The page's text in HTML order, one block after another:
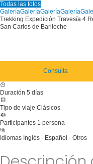
Todas las fotos
GaleríaGaleríaGaleríaGalería
Trekking Expedición Travesía 4
San Carlos de Bariloche
Consulta
Duración 5 días
Tipo de viaje Clásicos
Participantes 1 persona
Idiomas Inglés - Español - Otros